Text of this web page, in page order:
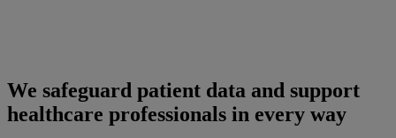
We safeguard patient data and support
healthcare professionals in every way